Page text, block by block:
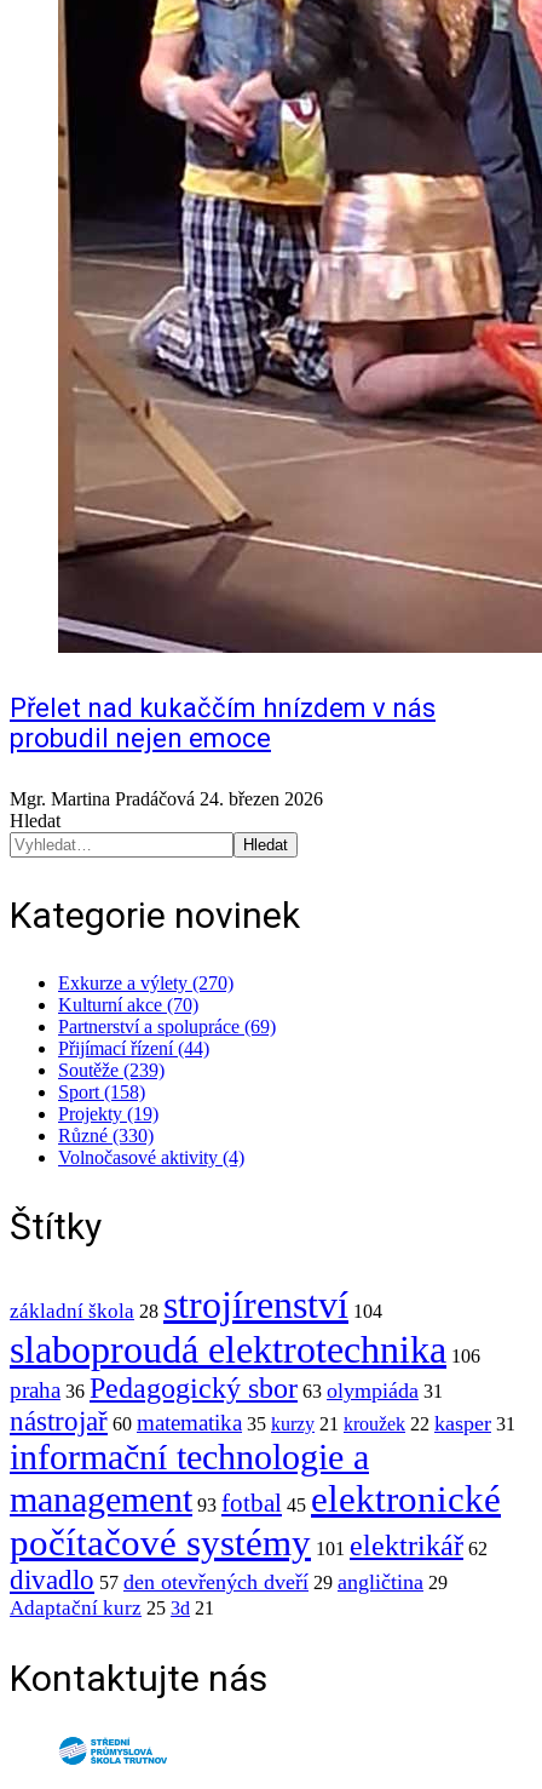
Přelet nad kukaččím hnízdem v nás
probudil nejen emoce
Mgr. Martina Pradáčová 24. březen 2026
Hledat
Hledat
Kategorie novinek
Exkurze a výlety (270)
Kulturní akce (70)
Partnerství a spolupráce (69)
Přijímací řízení (44)
Soutěže (239)
Sport (158)
Projekty (19)
Různé (330)
Volnočasové aktivity (4)
Štítky
základní škola 28 strojírenství 104
slaboproudá elektrotechnika 106
praha 36 Pedagogický sbor 63 olympiáda 31
nástrojař 60 matematika 35 kurzy 21 kroužek 22 kasper 31
informační technologie a
management 93 fotbal 45 elektronické
počítačové systémy 101 elektrikář 62
divadlo 57 den otevřených dveří 29 angličtina 29
Adaptační kurz 25 3d 21
Kontaktujte nás